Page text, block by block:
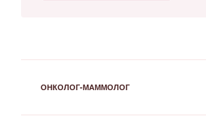
РУБРИКИ
ОНКОЛОГ-МАММОЛОГ